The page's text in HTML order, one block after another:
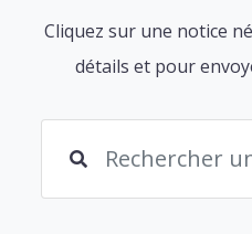
Cliquez sur une notice
détails et pour